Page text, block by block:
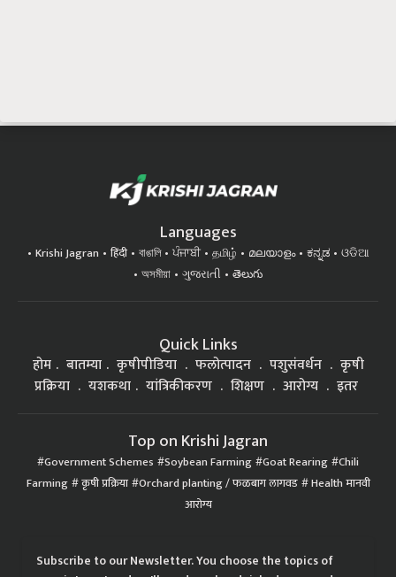
Languages
Krishi Jagran हिंदी বাঙালি ਪੰਜਾਬੀ தமிழ் മലയാളം ಕನ್ನಡ
ଓଡିଆ
অসমীয়া
ગુજરાતી తెలుగు
Quick Links
होम बातम्या कृषीपीडिया फलोत्पादन पशुसंवर्धन
कृषी
प्रक्रिया
यशकथा यांत्रिकीकरण शिक्षण आरोग्य इतर
Top on Krishi Jagran
Government Schemes Soybean Farming Goat Rearing Chili
Farming कृषी प्रक्रिया Orchard planting / फळबाग लागवड Health मानवी
आरोग्य
Subscribe to our Newsletter. You choose the topics of